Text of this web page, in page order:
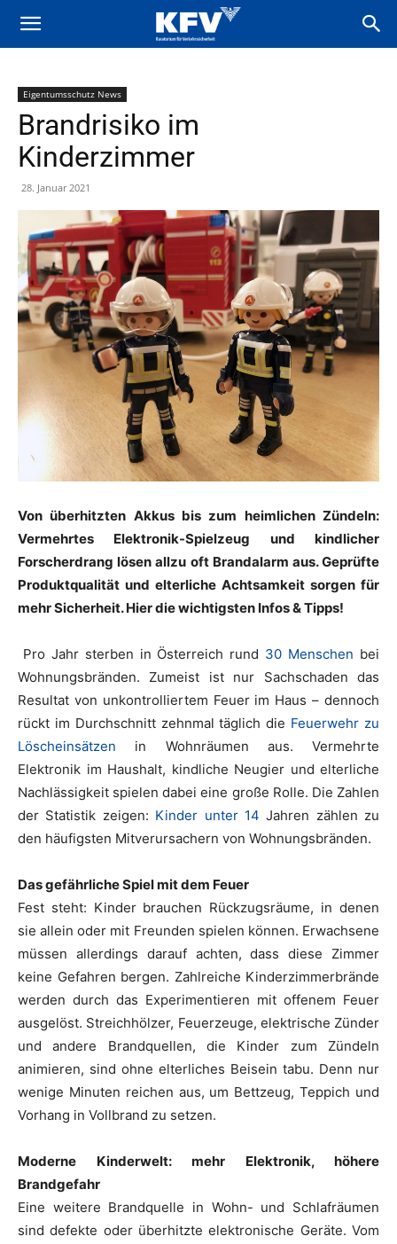
Eigentumsschutz News
Brandrisiko im
Kinderzimmer
28. Januar 2021
Von überhitzten Akkus bis zum heimlichen Zündeln:
Vermehrtes Elektronik-Spielzeug und kindlicher
Forscherdrang lösen allzu oft Brandalarm aus. Geprüfte
Produktqualität und elterliche Achtsamkeit sorgen für
mehr Sicherheit. Hier die wichtigsten Infos & Tipps!
Pro Jahr sterben in Österreich rund 30 Menschen bei
Wohnungsbränden. Zumeist ist nur Sachschaden das
Resultat von unkontrolliertem Feuer im Haus – dennoch
rückt im Durchschnitt zehnmal täglich die Feuerwehr zu
Löscheinsätzen in Wohnräumen aus. Vermehrte
Elektronik im Haushalt, kindliche Neugier und elterliche
Nachlässigkeit spielen dabei eine große Rolle. Die Zahlen
der Statistik zeigen: Kinder unter 14 Jahren zählen zu
den häufigsten Mitverursachern von Wohnungsbränden.
Das gefährliche Spiel mit dem Feuer
Fest steht: Kinder brauchen Rückzugsräume, in denen
sie allein oder mit Freunden spielen können. Erwachsene
müssen allerdings darauf achten, dass diese Zimmer
keine Gefahren bergen. Zahlreiche Kinderzimmerbrände
werden durch das Experimentieren mit offenem Feuer
ausgelöst. Streichhölzer, Feuerzeuge, elektrische Zünder
und andere Brandquellen, die Kinder zum Zündeln
animieren, sind ohne elterliches Beisein tabu. Denn nur
wenige Minuten reichen aus, um Bettzeug, Teppich und
Vorhang in Vollbrand zu setzen.
Moderne Kinderwelt: mehr Elektronik, höhere
Brandgefahr
Eine weitere Brandquelle in Wohn- und Schlafräumen
sind defekte oder überhitzte elektronische Geräte. Vom